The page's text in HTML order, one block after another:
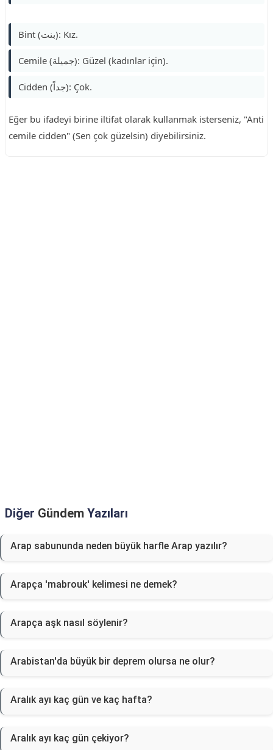
Bint (بنت): Kız.
Cemile (جميلة): Güzel (kadınlar için).
Cidden (جداً): Çok.
Eğer bu ifadeyi birine iltifat olarak kullanmak isterseniz, "Anti
cemile cidden" (Sen çok güzelsin) diyebilirsiniz.
Diğer Gündem Yazıları
Arap sabununda neden büyük harfle Arap yazılır?
Arapça 'mabrouk' kelimesi ne demek?
Arapça aşk nasıl söylenir?
Arabistan'da büyük bir deprem olursa ne olur?
Aralık ayı kaç gün ve kaç hafta?
Aralık ayı kaç gün çekiyor?